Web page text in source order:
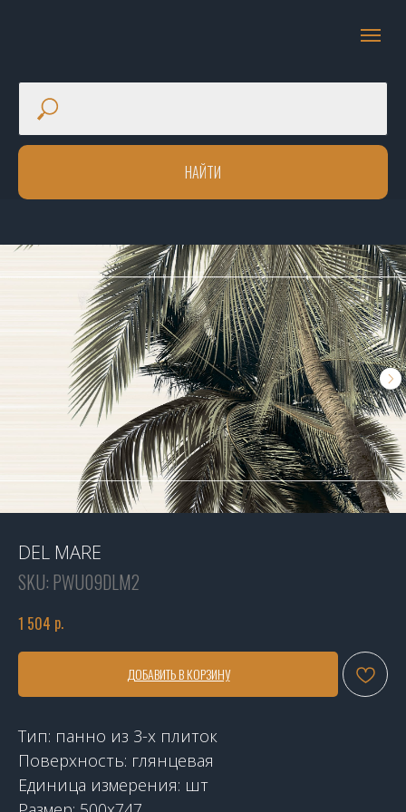
НАЙТИ
DEL MARE
SKU: PWU09DLM2
1 504 р.
ДОБАВИТЬ В КОРЗИНУ
Тип: панно из 3-х плиток
Поверхность: глянцевая
Единица измерения: шт